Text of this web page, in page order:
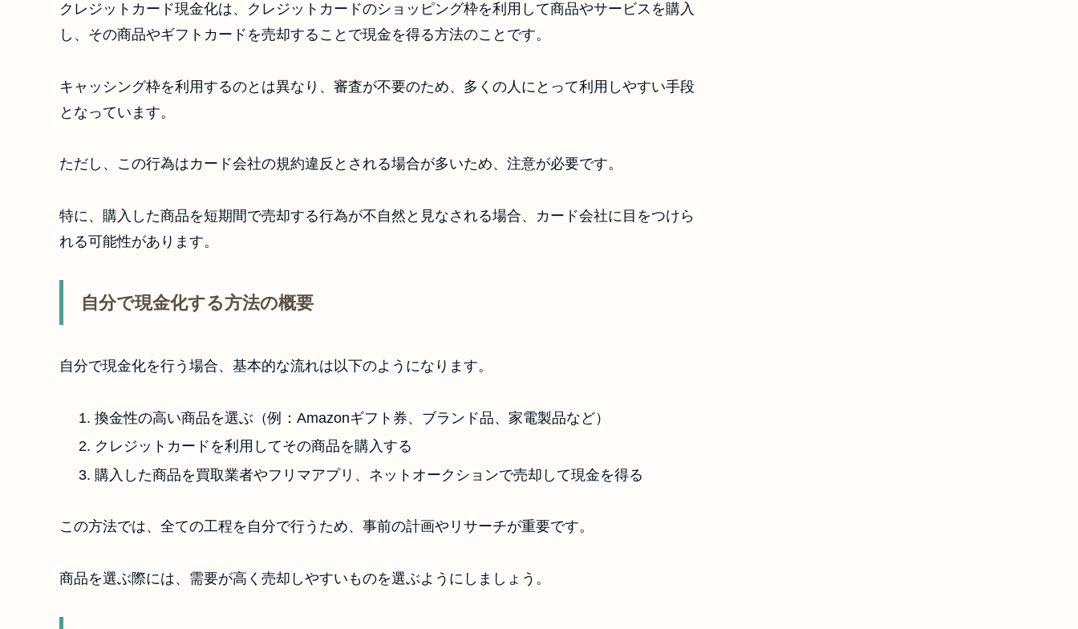
クレジットカード現金化は、クレジットカードのショッピング枠を利用して商品やサービスを購入
し、その商品やギフトカードを売却することで現金を得る方法のことです。
キャッシング枠を利用するのとは異なり、審査が不要のため、多くの人にとって利用しやすい手段
となっています。
ただし、この行為はカード会社の規約違反とされる場合が多いため、注意が必要です。
特に、購入した商品を短期間で売却する行為が不自然と見なされる場合、カード会社に目をつけら
れる可能性があります。
自分で現金化する方法の概要
自分で現金化を行う場合、基本的な流れは以下のようになります。
換金性の高い商品を選ぶ（例：Amazonギフト券、ブランド品、家電製品など）
クレジットカードを利用してその商品を購入する
購入した商品を買取業者やフリマアプリ、ネットオークションで売却して現金を得る
この方法では、全ての工程を自分で行うため、事前の計画やリサーチが重要です。
商品を選ぶ際には、需要が高く売却しやすいものを選ぶようにしましょう。